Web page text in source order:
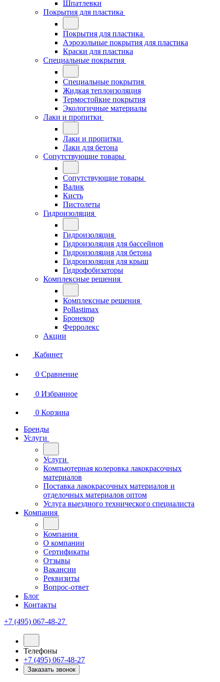
Шпатлевки
Покрытия для пластика
Покрытия для пластика
Аэрозольные покрытия для пластика
Краски для пластика
Специальные покрытия
Специальные покрытия
Жидкая теплоизоляция
Термостойкие покрытия
Экологичные материалы
Лаки и пропитки
Лаки и пропитки
Лаки для бетона
Сопутствующие товары
Сопутствующие товары
Валик
Кисть
Пистолеты
Гидроизоляция
Гидроизоляция
Гидроизоляция для бассейнов
Гидроизоляция для бетона
Гидроизоляция для крыш
Гидрофобизаторы
Комплексные решения
Комплексные решения
Pollastimax
Бронекор
Ферролекс
Акции
Кабинет
0 Сравнение
0 Избранное
0 Корзина
Бренды
Услуги
Услуги
Компьютерная колеровка лакокрасочных
материалов
Поставка лакокрасочных материалов и
отделочных материалов оптом
Услуга выездного технического специалиста
Компания
Компания
О компании
Сертификаты
Отзывы
Вакансии
Реквизиты
Вопрос-ответ
Блог
Контакты
+7 (495) 067-48-27
Телефоны
+7 (495) 067-48-27
Заказать звонок